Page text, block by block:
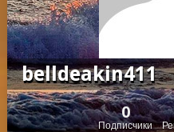
belldeakin411
Подписчики
0